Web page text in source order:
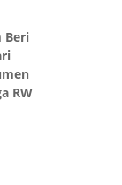
Beri
RW